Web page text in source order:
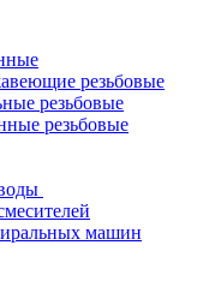
резьбовые
резьбовые
резьбовые
машин